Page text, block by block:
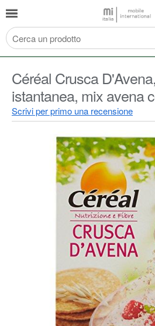
Céréal Crusca
istantanea, mix avena
pancake, ricca in fibre
Scrivi per primo una recensione